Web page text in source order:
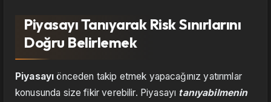
Piyasayı Tanıyarak Risk Sınırlarını
Doğru Belirlemek
Piyasayı önceden takip etmek yapacağınız yatırımlar
konusunda size fikir verebilir. Piyasayı tanıyabilmenin